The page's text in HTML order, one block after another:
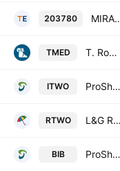
203780 MIRAE ASSET
TMED T. Rowe Price Health Care ETF
ITWO ProShares Russell 2000 High Income ETF
RTWO L&G Russell 2000 US Small Cap Quality UCITS ETF
BIB ProShares Ultra Nasdaq Biotechnology